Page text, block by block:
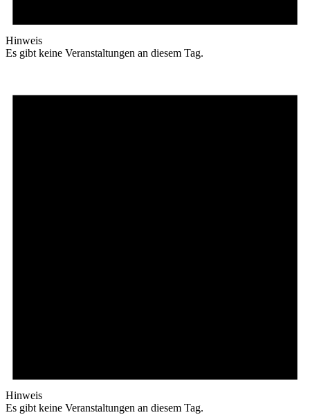
Hinweis
Es gibt keine Veranstaltungen an diesem Tag.
Hinweis
Es gibt keine Veranstaltungen an diesem Tag.